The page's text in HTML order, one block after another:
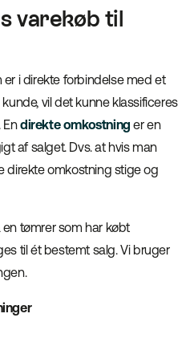
varekøb til
i direkte forbindelse med et
vil det kunne klassificeres
Endirekte omkostning er en
af salget. Dvs. at hvis man
direkte omkostning stige og
tømrer som har købt
til ét bestemt salg. Vi bruger